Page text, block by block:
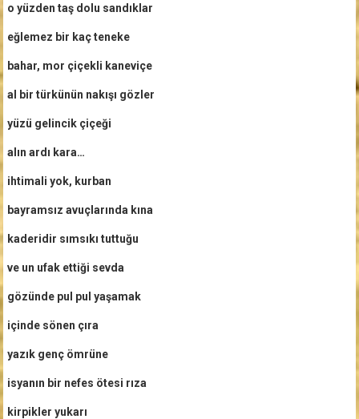
o yüzden taş dolu sandıklar
eğlemez bir kaç teneke
bahar, mor çiçekli kaneviçe
al bir türkünün nakışı gözler
yüzü gelincik çiçeği
alın ardı kara…
ihtimali yok, kurban
bayramsız avuçlarında kına
kaderidir sımsıkı tuttuğu
ve un ufak ettiği sevda
gözünde pul pul yaşamak
içinde sönen çıra
yazık genç ömrüne
isyanın bir nefes ötesi rıza
kirpikler yukarı